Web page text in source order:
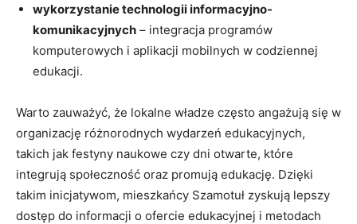
wykorzystanie technologii informacyjno-
komunikacyjnych – integracja programów
komputerowych i aplikacji mobilnych w codziennej
edukacji.
Warto zauważyć, że lokalne władze często angażują się w
organizację różnorodnych wydarzeń edukacyjnych,
takich jak festyny naukowe czy dni otwarte, które
integrują społeczność oraz promują edukację. Dzięki
takim inicjatywom, mieszkańcy Szamotuł zyskują lepszy
dostęp do informacji o ofercie edukacyjnej i metodach